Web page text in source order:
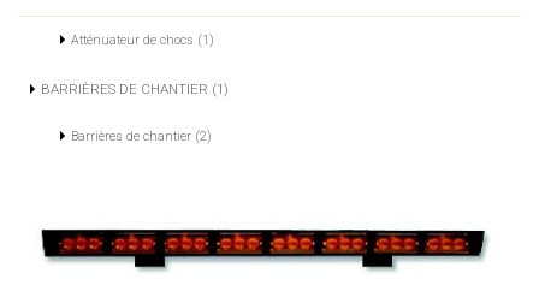
Atténuateur de chocs (1)
BARRIÈRES DE CHANTIER (1)
Barrières de chantier (2)